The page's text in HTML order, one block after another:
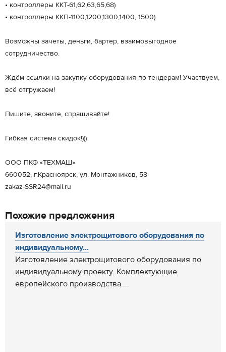
• контроллеры ККТ-61,62,63,65,68)
• контроллеры ККП-1100,1200,1300,1400, 1500)
Возможны зачеты, деньги, бартер, взаимовыгодное
сотрудничество.
Ждём ссылки на закупку оборудования по тендерам! Участвуем,
всё отгружаем!
Пишите, звоните, спрашивайте!
Гибкая система скидок!)))
ООО ПКФ «ТЕХМАШ»
660052, г.Красноярск, ул. Монтажников, 58
zakaz-SSR24@mail.ru
Похожие предложения
Изготовление электрощитового оборудования по
индивидуальному...
Изготовление электрощитового оборудования по
индивидуальному проекту. Комплектующие
европейского производства....